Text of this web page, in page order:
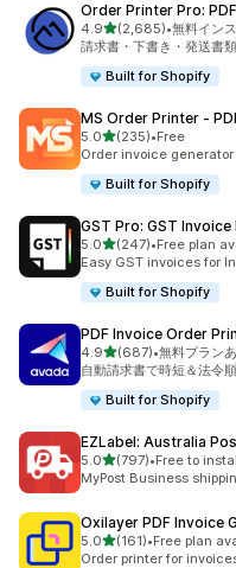
Order Printer Pro:
4.95つ星中
(2,685)
合計レビュー数：2685件
•無料イン
請求書・下書き・発送書
Built for Shopify
MS Order Printer ‑
5.05つ星中
(235)
合計レビュー数：235件
•Free
Order invoice
Built for Shopify
GST Pro: GST Invoice
5.05つ星中
(247)
合計レビュー数：247件
•Free plan
Easy GST invoices for
Built for Shopify
PDF Invoice Order
4.95つ星中
(687)
合計レビュー数：687件
•無料プラン
自動請求書で時短＆法令順
Built for Shopify
EZLabel: Australia
5.05つ星中
(797)
合計レビュー数：797件
•Free to
MyPost Business
Oxilayer PDF Invoice
5.05つ星中
(161)
合計レビュー数：161件
•Free plan
Order printer for